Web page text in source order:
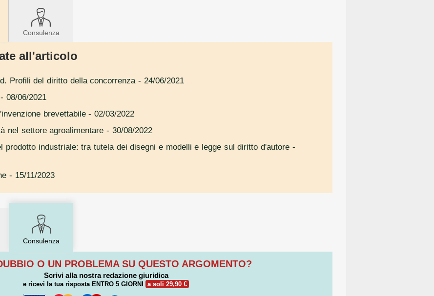
Consulenza
all'articolo
Profili del diritto della concorrenza - 24/06/2021
- 08/06/2021
brevettabile- 02/03/2022
nel settore agroalimentare - 30/08/2022
prodotto industriale: tra tutela dei disegni e modelli e legge sul diritto d'autore -
- 15/11/2023
Consulenza
O UN PROBLEMA SU QUESTO ARGOMENTO?
Scrivi alla nostra redazione giuridica
e ricevi la tua risposta ENTRO 5 GIORNI a soli 29,90 €